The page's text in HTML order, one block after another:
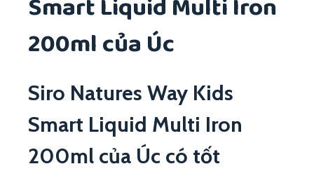
200ml của Úc
Siro Natures Way Kids
Smart Liquid Multi Iron
200ml của Úc có tốt